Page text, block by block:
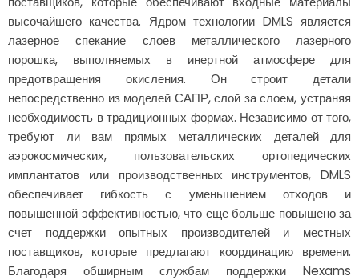
высочайшего качества. Ядром технологии DMLS является
лазерное спекание слоев металлического лазерного
порошка, выполняемых в инертной атмосфере для
предотвращения окисления. Он строит детали
непосредственно из моделей САПР, слой за слоем, устраняя
необходимость в традиционных формах. Независимо от того,
требуют ли вам прямых металлических деталей для
аэрокосмических, пользовательских ортопедических
имплантатов или производственных инструментов, DMLS
обеспечивает гибкость с уменьшением отходов и
повышенной эффективностью, что еще больше повышено за
счет поддержки опытных производителей и местных
поставщиков, которые предлагают координацию времени.
Благодаря обширным службам поддержки Nexams